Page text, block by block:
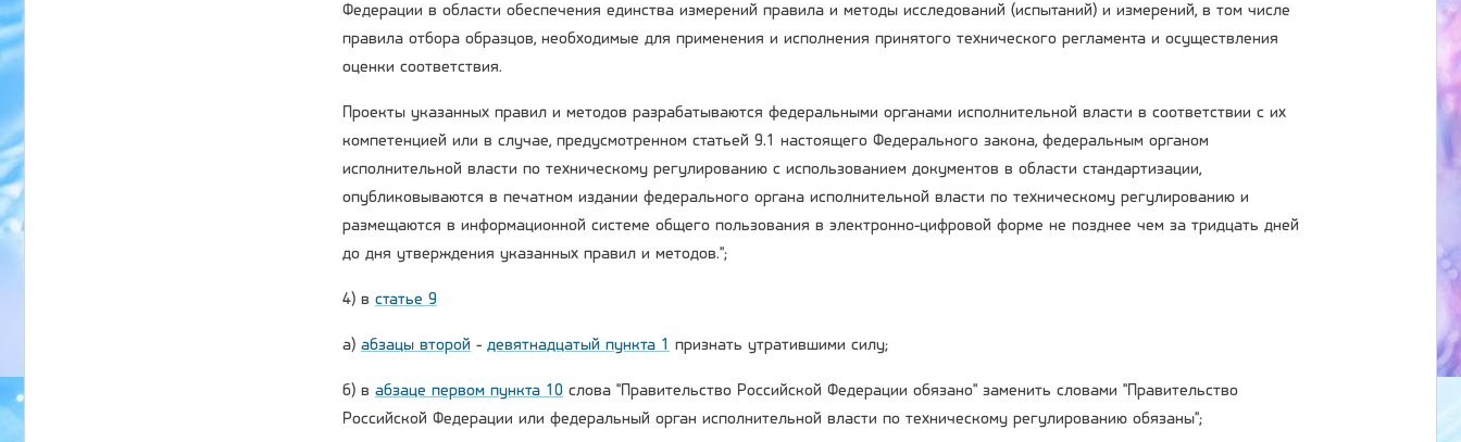
Федерации в области обеспечения единства измерений правила и методы исследований (испытаний) и измерений, в том числе
правила отбора образцов, необходимые для применения и исполнения принятого технического регламента и осуществления
оценки соответствия.
Проекты указанных правил и методов разрабатываются федеральными органами исполнительной власти в соответствии с их
компетенцией или в случае, предусмотренном статьей 9.1 настоящего Федерального закона, федеральным органом
исполнительной власти по техническому регулированию с использованием документов в области стандартизации,
опубликовываются в печатном издании федерального органа исполнительной власти по техническому регулированию и
размещаются в информационной системе общего пользования в электронно-цифровой форме не позднее чем за тридцать дней
до дня утверждения указанных правил и методов.";
4) в статье 9
а) абзацы второй - девятнадцатый пункта 1 признать утратившими силу;
б) в абзаце первом пункта 10 слова "Правительство Российской Федерации обязано" заменить словами "Правительство
Российской Федерации или федеральный орган исполнительной власти по техническому регулированию обязаны";